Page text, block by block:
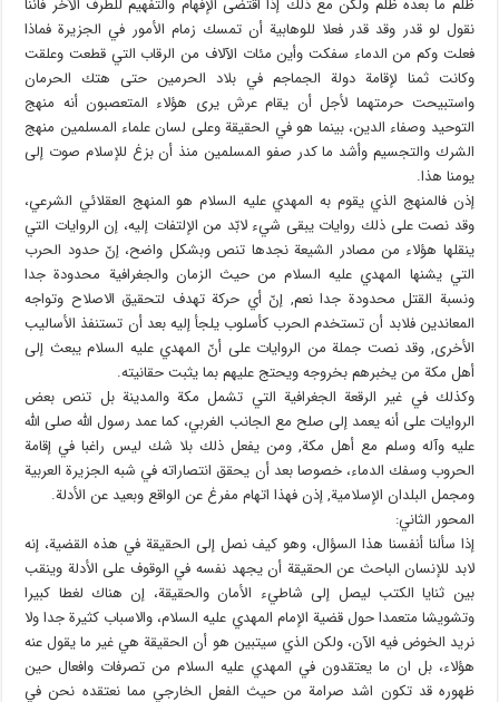
نقول لو قدر وقد قدر فعلا للوهابية أن تمسك زمام الأمور في الجزيرة فماذا
فعلت وكم من الدماء سفكت وأين مئات الآلاف من الرقاب التي قطعت وعلقت
وكانت ثمنا لإقامة دولة الجماجم في بلاد الحرمين حتى هتك الحرمان
واستبيحت حرمتهما لأجل أن يقام عرش يرى هؤلاء المتعصبون أنه منهج
التوحيد وصفاء الدين، بينما هو في الحقيقة وعلى لسان علماء المسلمين منهج
الشرك والتجسيم وأشد ما كدر صفو المسلمين منذ أن بزغ للإسلام صوت إلى
يومنا هذا.
إذن فالمنهج الذي يقوم به المهدي عليه السلام هو المنهج العقلائي الشرعي،
وقد نصت على ذلك روايات يبقى شيء لابّد من الإلتفات إليه، إن الروايات التي
ينقلها هؤلاء من مصادر الشيعة نجدها تنص وبشكل واضح، إنّ حدود الحرب
التي يشنها المهدي عليه السلام من حيث الزمان والجغرافية محدودة جدا
ونسبة القتل محدودة جدا نعم, إنّ أي حركة تهدف لتحقيق الاصلاح وتواجه
المعاندين فلابد أن تستخدم الحرب كأسلوب يلجأ إليه بعد أن تستنفذ الأساليب
الأخرى, وقد نصت جملة من الروايات على أنّ المهدي عليه السلام يبعث إلى
أهل مكة من يخبرهم بخروجه ويحتج عليهم بما يثبت حقانيته.
وكذلك في غير الرقعة الجغرافية التي تشمل مكة والمدينة بل تنص بعض
الروايات على أنه يعمد إلى صلح مع الجانب الغربي، كما عمد رسول الله صلى الله
عليه وآله وسلم مع أهل مكة, ومن يفعل ذلك بلا شك ليس راغبا في إقامة
الحروب وسفك الدماء، خصوصا بعد أن يحقق انتصاراته في شبه الجزيرة العربية
ومجمل البلدان الإسلامية, إذن فهذا اتهام مفرغ عن الواقع وبعيد عن الأدلة.
المحور الثاني:
إذا سألنا أنفسنا هذا السؤال، وهو كيف نصل إلى الحقيقة في هذه القضية، إنه
لابد للإنسان الباحث عن الحقيقة أن يجهد نفسه في الوقوف على الأدلة وينقب
بين ثنايا الكتب ليصل إلى شاطيء الأمان والحقيقة، إن هناك لغطا كبيرا
وتشويشا متعمدا حول قضية الإمام المهدي عليه السلام، والاسباب كثيرة جدا ولا
نريد الخوض فيه الآن، ولكن الذي سيتبين هو أن الحقيقة هي غير ما يقول عنه
هؤلاء، بل ان ما يعتقدون في المهدي عليه السلام من تصرفات وافعال حين
ظهوره قد تكون اشد صرامة من حيث الفعل الخارجي مما نعتقده نحن في